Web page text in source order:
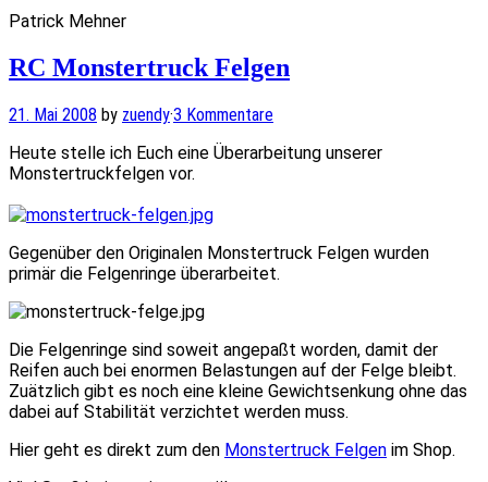
Patrick Mehner
RC Monstertruck Felgen
21. Mai 2008 by zuendy·3 Kommentare
Heute stelle ich Euch eine Überarbeitung unserer
Monstertruckfelgen vor.
Gegenüber den Originalen Monstertruck Felgen wurden
primär die Felgenringe überarbeitet.
Die Felgenringe sind soweit angepaßt worden, damit der
Reifen auch bei enormen Belastungen auf der Felge bleibt.
Zuätzlich gibt es noch eine kleine Gewichtsenkung ohne das
dabei auf Stabilität verzichtet werden muss.
Hier geht es direkt zum den Monstertruck Felgen im Shop.